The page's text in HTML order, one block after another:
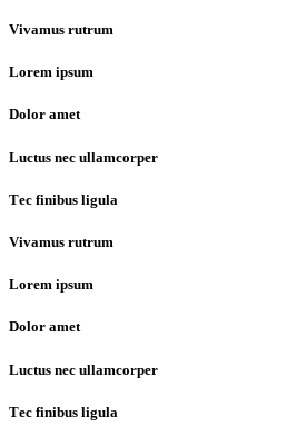
Vivamus rutrum
Lorem ipsum
Dolor amet
Luctus nec ullamcorper
Тec finibus ligula
Vivamus rutrum
Lorem ipsum
Dolor amet
Luctus nec ullamcorper
Тec finibus ligula